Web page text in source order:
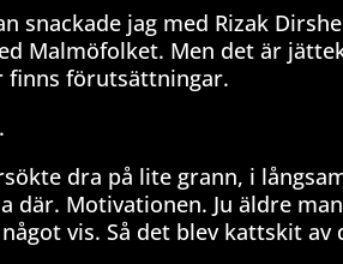
snackade jag med Rizak
Malmöfolket. Men det är
finns förutsättningar.
dra på lite grann, i
där. Motivationen. Ju äldre man
vis. Så det blev kattskit av